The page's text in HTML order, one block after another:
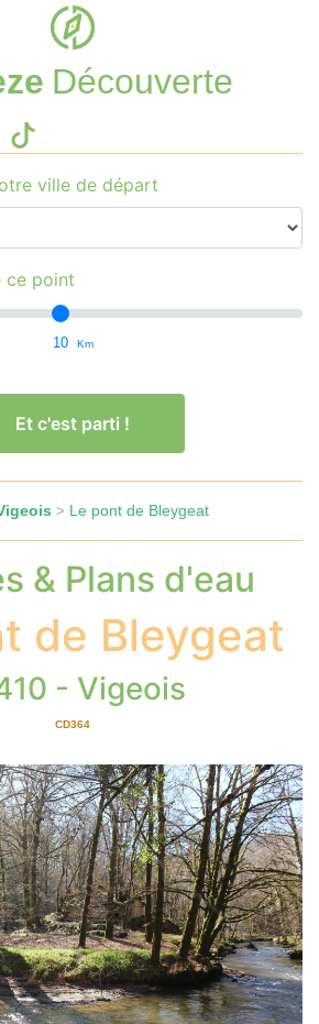
Découverte
ville de départ
ce point
10 Km
Et c'est parti !
> Le pont de Bleygeat
& Plans d'eau
de Bleygeat
- Vigeois
CD364